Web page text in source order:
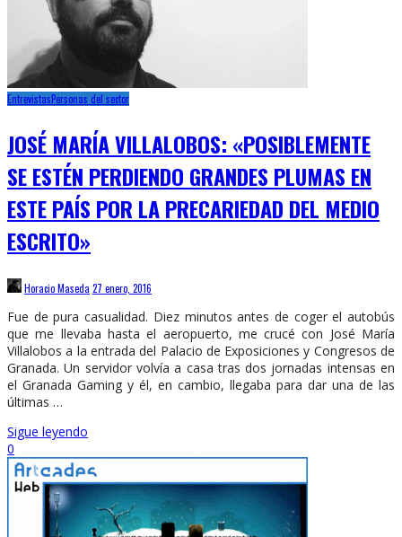
EntrevistasPersonas del sector
JOSÉ MARÍA VILLALOBOS: «POSIBLEMENTE
SE ESTÉN PERDIENDO GRANDES PLUMAS EN
ESTE PAÍS POR LA PRECARIEDAD DEL MEDIO
ESCRITO»
Horacio Maseda 27 enero, 2016
Fue de pura casualidad. Diez minutos antes de coger el autobús
que me llevaba hasta el aeropuerto, me crucé con José María
Villalobos a la entrada del Palacio de Exposiciones y Congresos de
Granada. Un servidor volvía a casa tras dos jornadas intensas en
el Granada Gaming y él, en cambio, llegaba para dar una de las
últimas …
Sigue leyendo
0